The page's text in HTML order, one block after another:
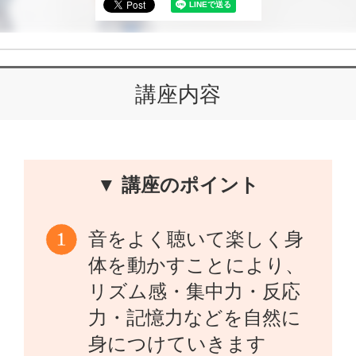
講座内容
▼ 講座のポイント
音をよく聴いて楽しく身
体を動かすことにより、
リズム感・集中力・反応
力・記憶力などを自然に
身につけていきます